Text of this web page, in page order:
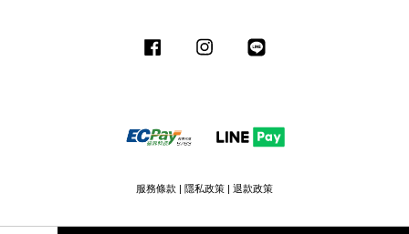
Facebook Instagram
服務條款 | 隱私政策 | 退款政策